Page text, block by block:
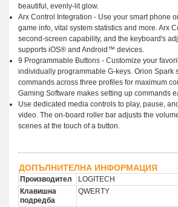
beautiful, evenly-lit glow.
Arx Control Integration - Use your smart phone
game info, vital system statistics and more. Arx
second-screen capability, and the keyboard's
supports iOS® and Android™ devices.
9 Programmable Buttons - Customize your
individually programmable G-keys. Orion Spark
commands across three profiles for maximum
Gaming Software makes setting up commands
Use dedicated media controls to play, pause,
video. The on-board roller bar adjusts the
scenes at the touch of a button.
ДОПЪЛНИТЕЛНА ИНФОРМАЦИЯ
Производител
LOGITECH
Клавишна
подредба
QWERTY